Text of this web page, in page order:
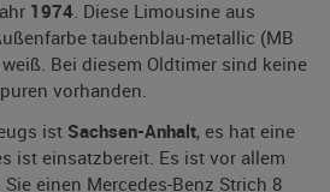
1974. Diese Limousine aus
taubenblau-metallic (MB
Bei diesem Oldtimer sind keine
vorhanden.
ist Sachsen-Anhalt, es hat eine
ist einsatzbereit. Es ist vor allem
einen Mercedes-Benz Strich 8